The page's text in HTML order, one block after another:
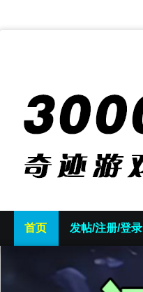
首页 发帖/注册/登录